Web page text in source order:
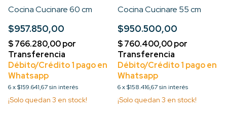
Cocina Cucinare 60 cm
$957.850,00
6x$159.641,67sin interés
¡Solo quedan 3 en stock!
Cocina Cucinare 55 cm
$950.500,00
6x$158.416,67sin interés
¡Solo quedan 3 en stock!